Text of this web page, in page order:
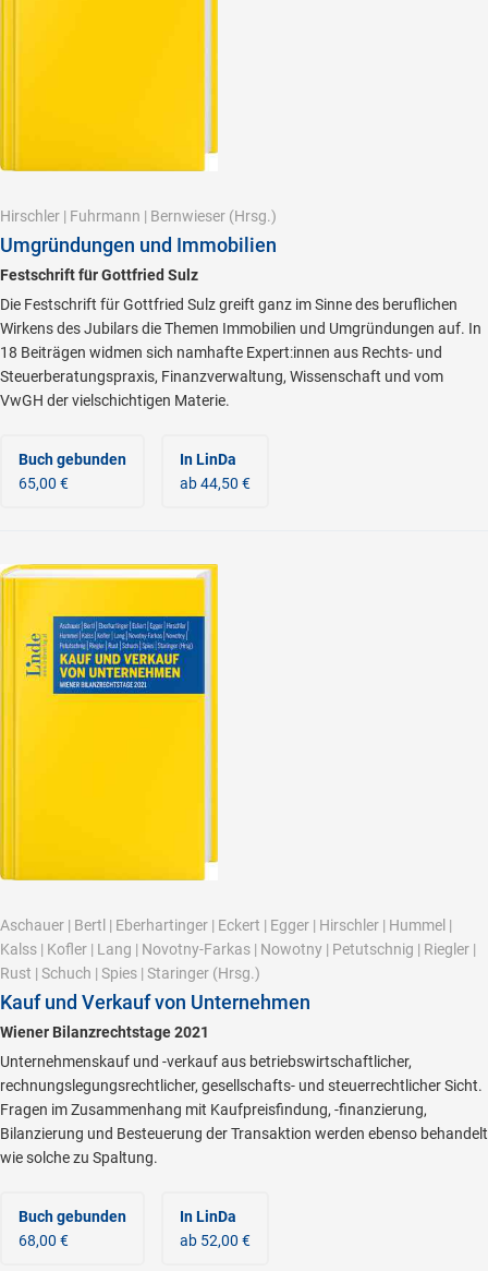
Hirschler | Fuhrmann | Bernwieser (Hrsg.)
Umgründungen und Immobilien
Festschrift für Gottfried Sulz
Die Festschrift für Gottfried Sulz greift ganz im Sinne des beruflichen
Wirkens des Jubilars die Themen Immobilien und Umgründungen auf. In
18 Beiträgen widmen sich namhafte Expert:innen aus Rechts- und
Steuerberatungspraxis, Finanzverwaltung, Wissenschaft und vom
VwGH der vielschichtigen Materie.
Buch gebunden
65,00 €
In LinDa
ab 44,50 €
Aschauer | Bertl | Eberhartinger | Eckert | Egger | Hirschler | Hummel |
Kalss | Kofler | Lang | Novotny-Farkas | Nowotny | Petutschnig | Riegler |
Rust | Schuch | Spies | Staringer (Hrsg.)
Kauf und Verkauf von Unternehmen
Wiener Bilanzrechtstage 2021
Unternehmenskauf und -verkauf aus betriebswirtschaftlicher,
rechnungslegungsrechtlicher, gesellschafts- und steuerrechtlicher Sicht.
Fragen im Zusammenhang mit Kaufpreisfindung, -finanzierung,
Bilanzierung und Besteuerung der Transaktion werden ebenso behandelt
wie solche zu Spaltung.
Buch gebunden
68,00 €
In LinDa
ab 52,00 €